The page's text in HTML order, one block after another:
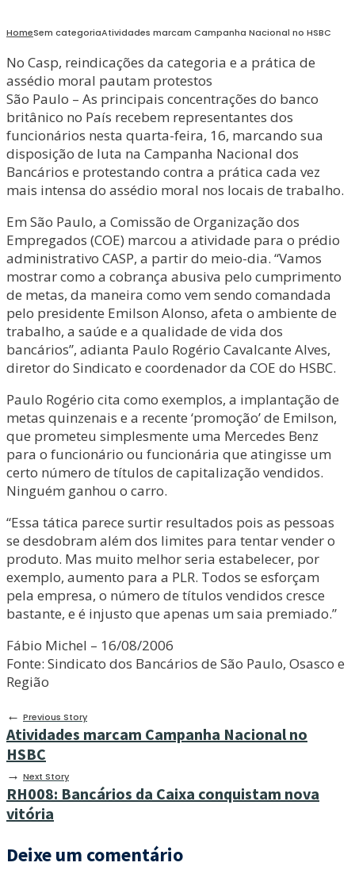
HomeSem categoriaAtividades marcam Campanha Nacional no HSBC
No Casp, reindicações da categoria e a prática de
assédio moral pautam protestos
São Paulo – As principais concentrações do banco
britânico no País recebem representantes dos
funcionários nesta quarta-feira, 16, marcando sua
disposição de luta na Campanha Nacional dos
Bancários e protestando contra a prática cada vez
mais intensa do assédio moral nos locais de trabalho.
Em São Paulo, a Comissão de Organização dos
Empregados (COE) marcou a atividade para o prédio
administrativo CASP, a partir do meio-dia. “Vamos
mostrar como a cobrança abusiva pelo cumprimento
de metas, da maneira como vem sendo comandada
pelo presidente Emilson Alonso, afeta o ambiente de
trabalho, a saúde e a qualidade de vida dos
bancários”, adianta Paulo Rogério Cavalcante Alves,
diretor do Sindicato e coordenador da COE do HSBC.
Paulo Rogério cita como exemplos, a implantação de
metas quinzenais e a recente ‘promoção’ de Emilson,
que prometeu simplesmente uma Mercedes Benz
para o funcionário ou funcionária que atingisse um
certo número de títulos de capitalização vendidos.
Ninguém ganhou o carro.
“Essa tática parece surtir resultados pois as pessoas
se desdobram além dos limites para tentar vender o
produto. Mas muito melhor seria estabelecer, por
exemplo, aumento para a PLR. Todos se esforçam
pela empresa, o número de títulos vendidos cresce
bastante, e é injusto que apenas um saia premiado.”
Fábio Michel – 16/08/2006
Fonte: Sindicato dos Bancários de São Paulo, Osasco e
Região
← Previous Story
Atividades marcam Campanha Nacional no
HSBC
→ Next Story
RH008: Bancários da Caixa conquistam nova
vitória
Deixe um comentário